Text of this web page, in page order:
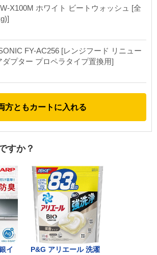
X100M ホワイト ビートウォッシュ [全
FY-AC256 [レンジフード リニュー
プター プロペラタイプ置換用]
方ともカートに入れる
すか？
イ
P&G アリエール 洗濯